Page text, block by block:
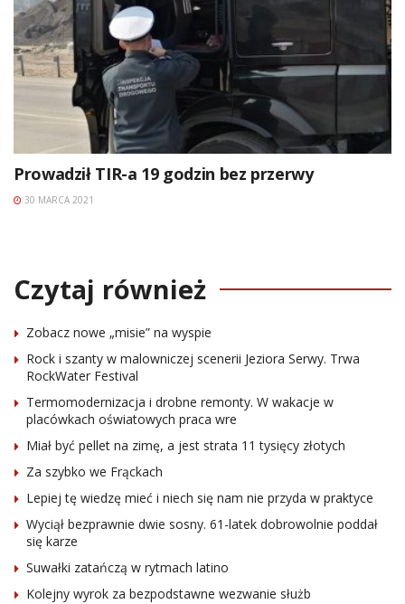
Prowadził TIR-a 19 godzin bez przerwy
30 MARCA 2021
Czytaj również
Zobacz nowe „misie” na wyspie
Rock i szanty w malowniczej scenerii Jeziora Serwy. Trwa
RockWater Festival
Termomodernizacja i drobne remonty. W wakacje w
placówkach oświatowych praca wre
Miał być pellet na zimę, a jest strata 11 tysięcy złotych
Za szybko we Frąckach
Lepiej tę wiedzę mieć i niech się nam nie przyda w praktyce
Wyciął bezprawnie dwie sosny. 61-latek dobrowolnie poddał
się karze
Suwałki zatańczą w rytmach latino
Kolejny wyrok za bezpodstawne wezwanie służb